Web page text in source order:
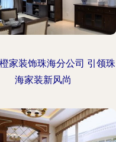
家装饰珠海分公司 引领珠
海家装新风尚